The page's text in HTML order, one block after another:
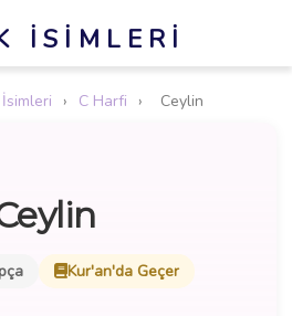
İSIMLERI
İsimleri › C Harfi › Ceylin
Kur'an'da Geçer